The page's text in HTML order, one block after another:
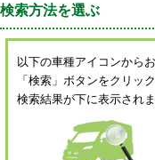
検索方法を選ぶ
以下の車種アイコンから
「検索」ボタンをクリッ
検索結果が下に表示されま